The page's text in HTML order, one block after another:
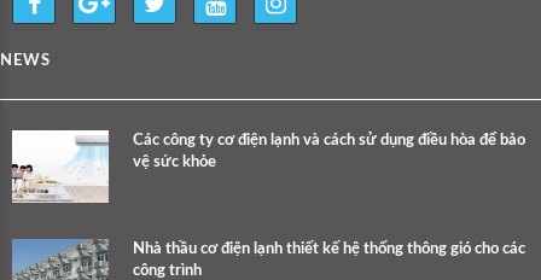
NEWS
Các công ty cơ điện lạnh và cách sử dụng điều hòa để bảo
vệ sức khỏe
Nhà thầu cơ điện lạnh thiết kế hệ thống thông gió cho các
công trình